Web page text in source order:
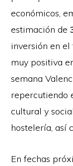
económicos,
estimación de
inversión en
muy positiva
semana
repercutiendo
cultural y
hostelería, así
En fechas